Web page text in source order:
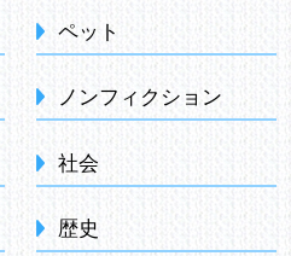
ペット
ノンフィクション
社会
歴史